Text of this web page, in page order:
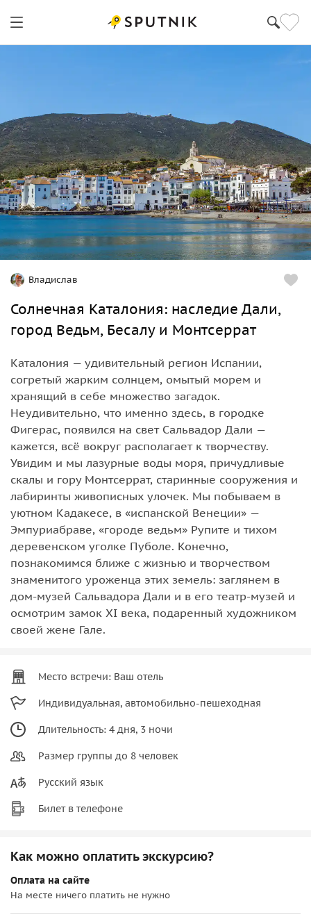
Владислав
Солнечная Каталония: наследие Дали,
город Ведьм, Бесалу и Монтсеррат
Каталония — удивительный регион Испании,
согретый жарким солнцем, омытый морем и
хранящий в себе множество загадок.
Неудивительно, что именно здесь, в городке
Фигерас, появился на свет Сальвадор Дали —
кажется, всё вокруг располагает к творчеству.
Увидим и мы лазурные воды моря, причудливые
скалы и гору Монтсеррат, старинные сооружения и
лабиринты живописных улочек. Мы побываем в
уютном Кадакесе, в «испанской Венеции» —
Эмпуриабраве, «городе ведьм» Рупите и тихом
деревенском уголке Пуболе. Конечно,
познакомимся ближе с жизнью и творчеством
знаменитого уроженца этих земель: заглянем в
дом-музей Сальвадора Дали и в его театр-музей и
осмотрим замок XI века, подаренный художником
своей жене Гале.
Место встречи: Ваш отель
Индивидуальная, автомобильно-пешеходная
Длительность: 4 дня, 3 ночи
Размер группы до 8 человек
Русский язык
Билет в телефоне
Как можно оплатить экскурсию?
Оплата на сайте
На месте ничего платить не нужно